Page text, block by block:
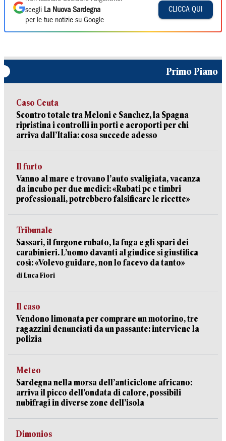
scegli La Nuova Sardegna
per le tue notizie su Google
CLICCA QUI
Primo Piano
Caso Ceuta
Scontro totale tra Meloni e Sanchez, la Spagna
ripristina i controlli in porti e aeroporti per chi
arriva dall’Italia: cosa succede adesso
Il furto
Vanno al mare e trovano l’auto svaligiata, vacanza
da incubo per due medici: «Rubati pc e timbri
professionali, potrebbero falsificare le ricette»
Tribunale
Sassari, il furgone rubato, la fuga e gli spari dei
carabinieri. L’uomo davanti al giudice si giustifica
così: «Volevo guidare, non lo facevo da tanto»
di Luca Fiori
Il caso
Vendono limonata per comprare un motorino, tre
ragazzini denunciati da un passante: interviene la
polizia
Meteo
Sardegna nella morsa dell’anticiclone africano:
arriva il picco dell’ondata di calore, possibili
nubifragi in diverse zone dell’isola
Dimonios